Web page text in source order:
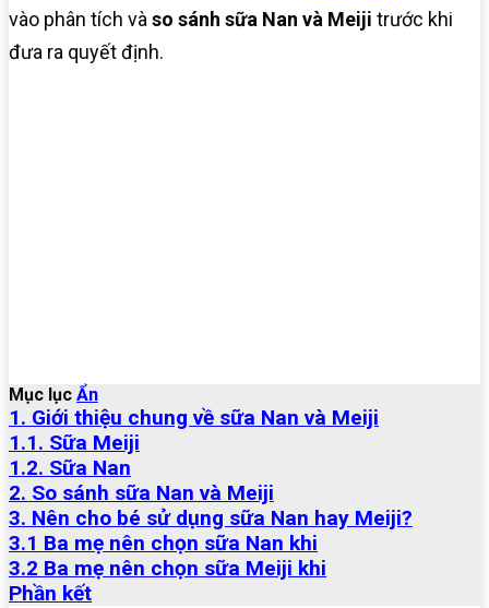
vào phân tích vàso sánh sữa Nan và Meiji trước khi
đưa ra quyết định.
Mục lục Ẩn
1. Giới thiệu chung về sữa Nan và Meiji
1.1. Sữa Meiji
1.2. Sữa Nan
2. So sánh sữa Nan và Meiji
3. Nên cho bé sử dụng sữa Nan hay Meiji?
3.1 Ba mẹ nên chọn sữa Nan khi
3.2 Ba mẹ nên chọn sữa Meiji khi
Phần kết